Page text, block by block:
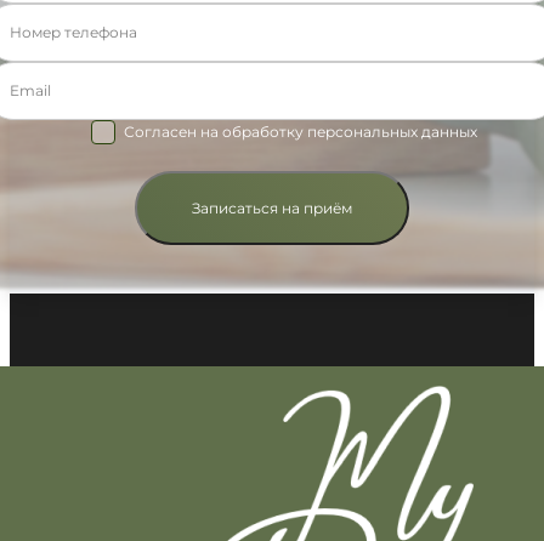
Согласен на обработку персональных данных
Записаться на приём